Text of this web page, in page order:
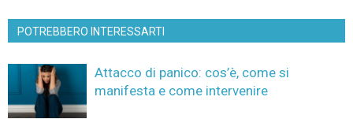
POTREBBERO INTERESSARTI
Attacco di panico: cos’è, come si
manifesta e come intervenire